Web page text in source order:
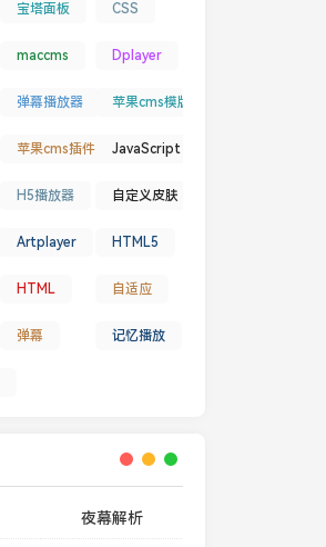
adpic + '"></a><span
宝塔面板 CSS
maccms Dplayer
弹幕播放器 苹果cms模版
苹果cms插件 JavaScript
H5播放器 自定义皮肤
Artplayer HTML5
HTML 自适应
弹幕 记忆播放
夜幕解析